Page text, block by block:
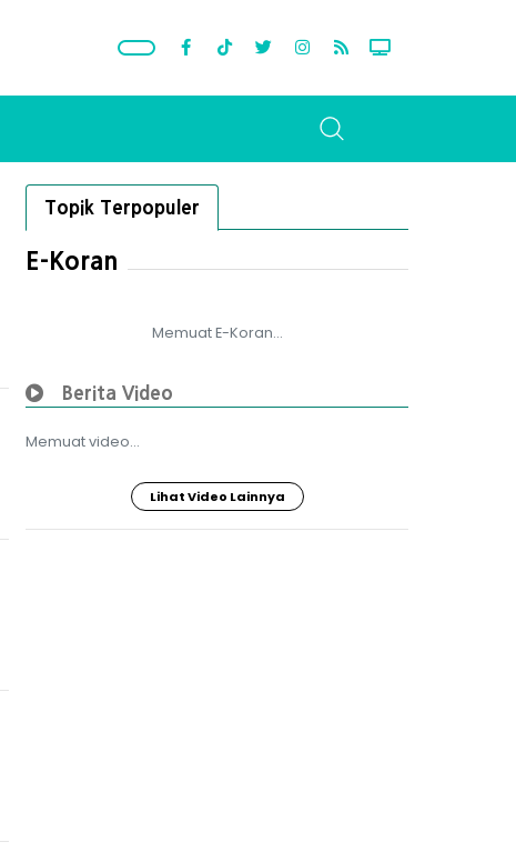
Topik Terpopuler
E-Koran
Memuat E-Koran...
Berita Video
Memuat video...
Lihat Video Lainnya